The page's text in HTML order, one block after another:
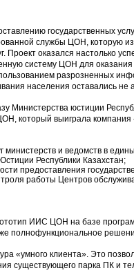
государственных
службы ЦОН, которую
Проект оказался настолько
систему ЦОН для оказания
разрозненных
населения оставались не
Министерства юстиции
который выиграла
и ведомств в
Республики Казахстан;
предоставления
работы Центров
ИИС ЦОН на базе
полнофункциональное
«умного клиента». Это
существующего парка ПК и